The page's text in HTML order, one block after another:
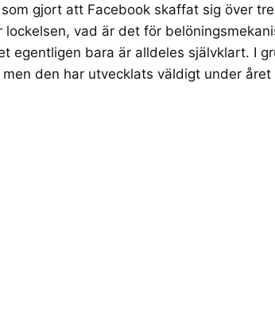
gjort att Facebook skaffat sig över
lockelsen, vad är det för
egentligen bara är alldeles självklart. I
men den har utvecklats väldigt under året